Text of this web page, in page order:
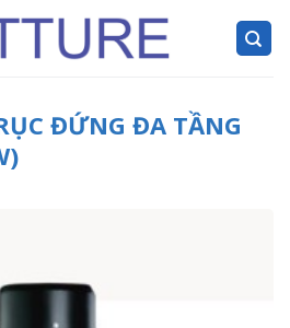
ĐỨNG ĐA TẦNG